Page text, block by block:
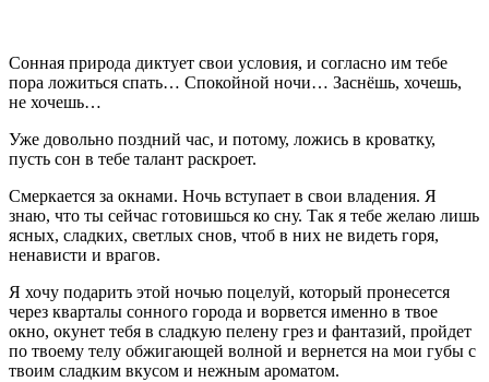
Сонная природа диктует свои условия, и согласно им тебе
пора ложиться спать… Спокойной ночи… Заснёшь, хочешь,
не хочешь…
Уже довольно поздний час, и потому, ложись в кроватку,
пусть сон в тебе талант раскроет.
Смеркается за окнами. Ночь вступает в свои владения. Я
знаю, что ты сейчас готовишься ко сну. Так я тебе желаю лишь
ясных, сладких, светлых снов, чтоб в них не видеть горя,
ненависти и врагов.
Я хочу подарить этой ночью поцелуй, который пронесется
через кварталы сонного города и ворвется именно в твое
окно, окунет тебя в сладкую пелену грез и фантазий, пройдет
по твоему телу обжигающей волной и вернется на мои губы с
твоим сладким вкусом и нежным ароматом.